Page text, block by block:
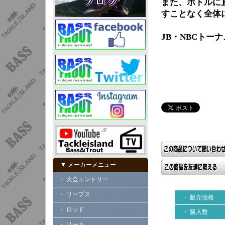
▼ メーカーメニュー
・ 大会エントリー
・ リープス
・ ロッド
また、ボトル
すことなく全体
JB・NBCトー
・ 販売価格
・ 購入数